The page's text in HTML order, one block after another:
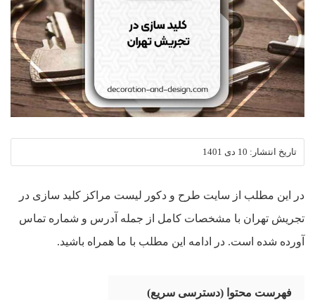
تاریخ انتشار: 10 دی 1401
در این مطلب از سایت طرح و دکور لیست مراکز کلید سازی در
تجریش تهران با مشخصات کامل از جمله آدرس و شماره تماس
آورده شده است. در ادامه این مطلب با ما همراه باشید.
فهرست محتوا (دسترسی سریع)